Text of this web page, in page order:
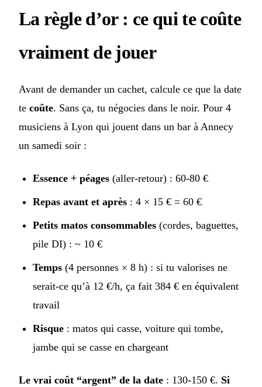
La règle d’or : ce qui te coûte
vraiment de jouer
Avant de demander un cachet, calcule ce que la date
te coûte. Sans ça, tu négocies dans le noir. Pour 4
musiciens à Lyon qui jouent dans un bar à Annecy
un samedi soir :
Essence + péages (aller-retour) : 60-80 €
Repas avant et après : 4 × 15 € = 60 €
Petits matos consommables (cordes, baguettes,
pile DI) : ~ 10 €
Temps (4 personnes × 8 h) : si tu valorises ne
serait-ce qu’à 12 €/h, ça fait 384 € en équivalent
travail
Risque : matos qui casse, voiture qui tombe,
jambe qui se casse en chargeant
Le vrai coût “argent” de la date : 130-150 €. Si